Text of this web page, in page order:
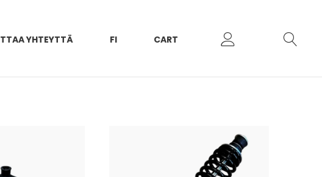
YHTEYTTÄ FI CART